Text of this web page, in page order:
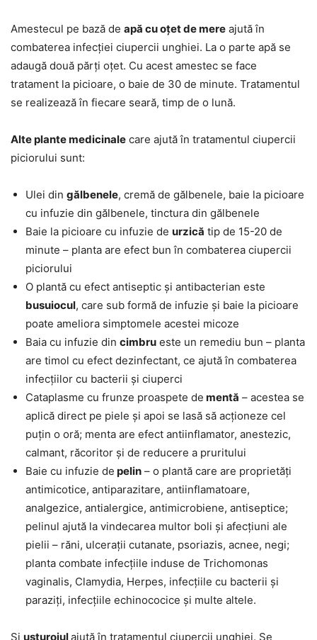
Amestecul pe bază de apă cu oțet de mere ajută în
combaterea infecției ciupercii unghiei. La o parte apă se
adaugă două părți oțet. Cu acest amestec se face
tratament la picioare, o baie de 30 de minute. Tratamentul
se realizează în fiecare seară, timp de o lună.
Alte plante medicinale care ajută în tratamentul ciupercii
piciorului sunt:
Ulei din gălbenele, cremă de gălbenele, baie la picioare
cu infuzie din gălbenele, tinctura din gălbenele
Baie la picioare cu infuzie de urzică tip de 15-20 de
minute – planta are efect bun în combaterea ciupercii
piciorului
O plantă cu efect antiseptic și antibacterian este
busuiocul, care sub formă de infuzie și baie la picioare
poate ameliora simptomele acestei micoze
Baia cu infuzie din cimbru este un remediu bun – planta
are timol cu efect dezinfectant, ce ajută în combaterea
infecțiilor cu bacterii și ciuperci
Cataplasme cu frunze proaspete de mentă – acestea se
aplică direct pe piele și apoi se lasă să acționeze cel
puțin o oră; menta are efect antiinflamator, anestezic,
calmant, răcoritor și de reducere a pruritului
Baie cu infuzie de pelin – o plantă care are proprietăți
antimicotice, antiparazitare, antiinflamatoare,
analgezice, antialergice, antimicrobiene, antiseptice;
pelinul ajută la vindecarea multor boli și afecțiuni ale
pielii – răni, ulcerații cutanate, psoriazis, acnee, negi;
planta combate infecțiile induse de Trichomonas
vaginalis, Clamydia, Herpes, infecțiile cu bacterii și
paraziți, infecțiile echinococice și multe altele.
Și usturoiulajută în tratamentul ciupercii unghiei. Se